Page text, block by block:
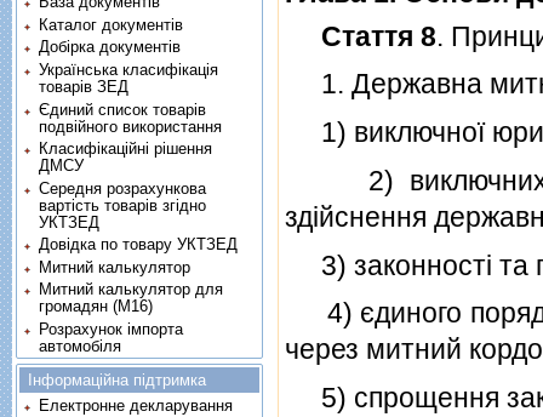
Стаття 8.
1. Державна
1) виключної
2) виключних
здiйснення
3) законностi та
4) єдиного
через митний
5) спрощення
Каталог документів
Добірка документів
Українська класифікація
товарів ЗЕД
Єдиний список товарів
подвійного використання
Класифікаційні рішення
ДМСУ
Середня розрахункова
вартість товарів згідно
УКТЗЕД
Довідка по товару УКТЗЕД
Митний калькулятор
Митний калькулятор для
громадян (М16)
Розрахунок імпорта
автомобіля
Інформаційна підтримка
Електронне декларування